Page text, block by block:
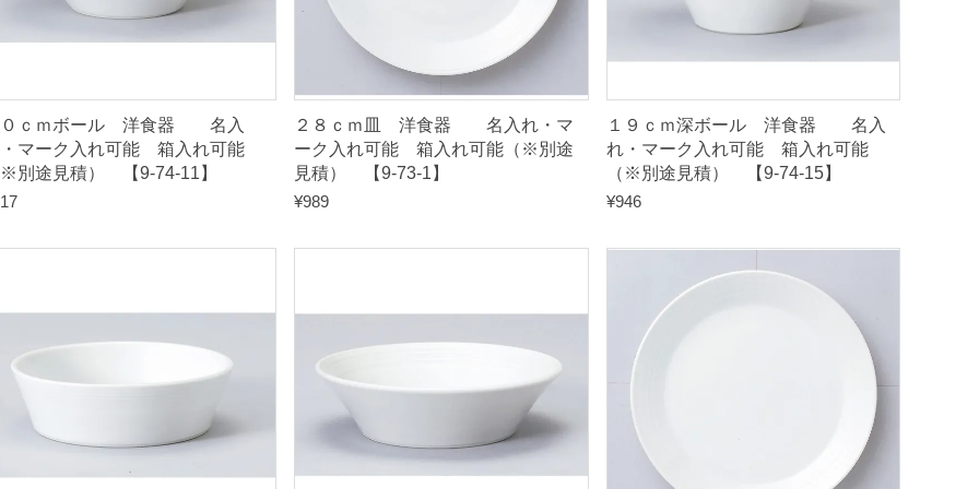
途
積
-
】
０ｃｍボール 洋食器 名入
マーク入れ可能 箱入れ可能
※別途見積） 【9-74-11】
２８ｃｍ皿 洋食器 名入れ・マ
ーク入れ可能 箱入れ可能（※別途
見積） 【9-73-1】
¥989
１９ｃｍ深ボール 洋食器 名入
れ・マーク入れ可能 箱入れ可能
（※別途見積） 【9-74-15】
¥946